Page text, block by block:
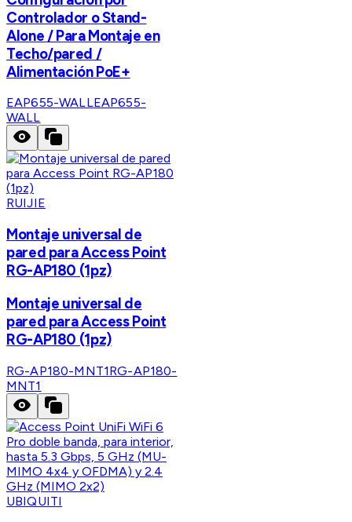
Controlador o Stand-
Alone / Para Montaje en
Techo/pared /
Alimentación PoE+
EAP655-WALLEAP655-
WALL
RUIJIE
Montaje universal de
pared para Access Point
RG-AP180 (1pz)
Montaje universal de
pared para Access Point
RG-AP180 (1pz)
RG-AP180-MNT1RG-AP180-
MNT1
UBIQUITI